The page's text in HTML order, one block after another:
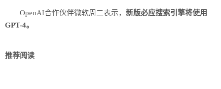
OpenAI合作伙伴微软周二表示， 新版必应搜索引擎将使用
GPT-4。
推荐阅读